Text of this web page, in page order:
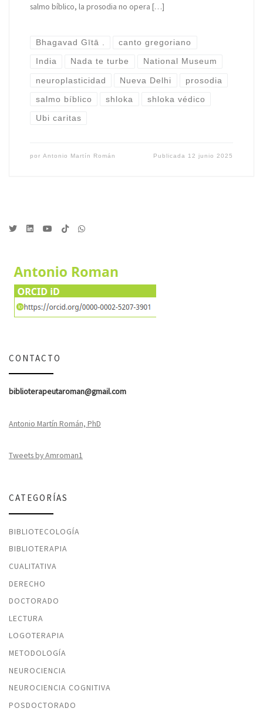
salmo bíblico, la prosodia no opera […]
Bhagavad Gītā . canto gregoriano
India Nada te turbe National Museum
neuroplasticidad Nueva Delhi prosodia
salmo bíblico shloka shloka védico
Ubi caritas
por Antonio Martín Román Publicada 12 junio 2025
CONTACTO
biblioterapeutaroman@gmail.com
Antonio Martín Román, PhD
Tweets by Amroman1
CATEGORÍAS
BIBLIOTECOLOGÍA
BIBLIOTERAPIA
CUALITATIVA
DERECHO
DOCTORADO
LECTURA
LOGOTERAPIA
METODOLOGÍA
NEUROCIENCIA
NEUROCIENCIA COGNITIVA
POSDOCTORADO